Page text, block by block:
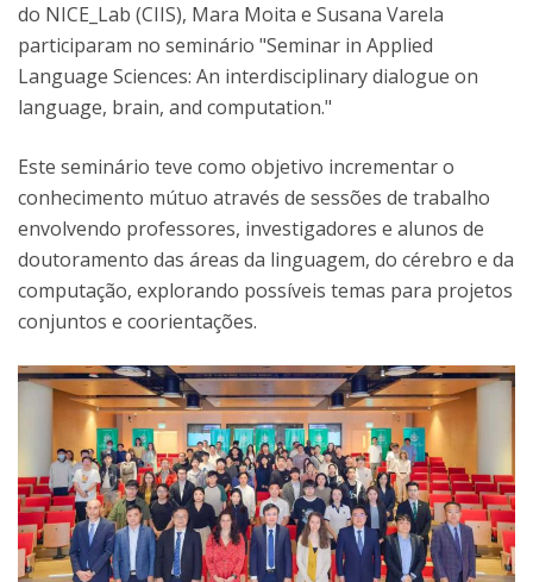
do NICE_Lab (CIIS), Mara Moita e Susana Varela
participaram no seminário "Seminar in Applied
Language Sciences: An interdisciplinary dialogue on
language, brain, and computation."
Este seminário teve como objetivo incrementar o
conhecimento mútuo através de sessões de trabalho
envolvendo professores, investigadores e alunos de
doutoramento das áreas da linguagem, do cérebro e da
computação, explorando possíveis temas para projetos
conjuntos e coorientações.